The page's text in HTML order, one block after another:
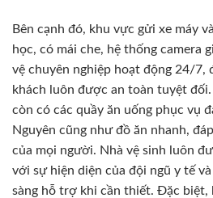
Bên cạnh đó, khu vực gửi xe máy
học, có mái che, hệ thống camera
vệ chuyên nghiệp hoạt động 24/7,
khách luôn được an toàn tuyệt
còn có các quầy ăn uống phục vụ
Nguyên cũng như đồ ăn nhanh,
của mọi người. Nhà vệ sinh luôn
với sự hiện diện của đội ngũ y tế
sàng hỗ trợ khi cần thiết. Đặc biệt,